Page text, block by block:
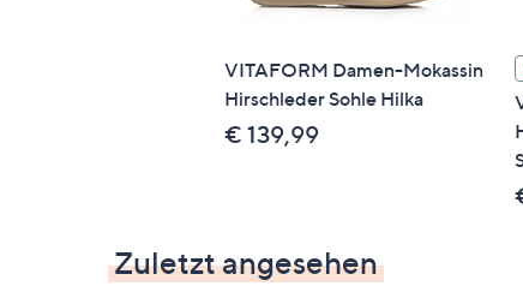
VITAFORM Damen-Mokassin
Hirschleder Sohle Hilka
€ 139,99
Zuletzt angesehen